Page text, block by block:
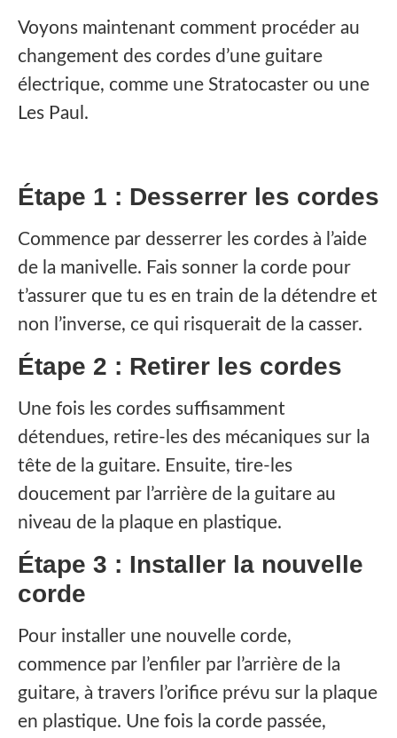
‍Voyons maintenant comment procéder au
changement des cordes d’une guitare
électrique, comme une Stratocaster ou une
Les Paul.
Étape 1 : Desserrer les cordes
Commence par desserrer les cordes à l’aide
de la manivelle. Fais sonner la corde pour
t’assurer que tu es en train de la détendre et
non l’inverse, ce qui risquerait de la casser.
Étape 2 : Retirer les cordes
Une fois les cordes suffisamment
détendues, retire-les des mécaniques sur la
tête de la guitare. Ensuite, tire-les
doucement par l’arrière de la guitare au
niveau de la plaque en plastique.
Étape 3 : Installer la nouvelle
corde
Pour installer une nouvelle corde,
commence par l’enfiler par l’arrière de la
guitare, à travers l’orifice prévu sur la plaque
en plastique. Une fois la corde passée,